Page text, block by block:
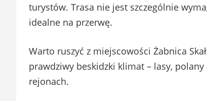
turystów. Trasa nie jest szczególnie
idealne na przerwę.
Warto ruszyć z miejscowości Żabnica
prawdziwy beskidzki klimat – lasy,
rejonach.